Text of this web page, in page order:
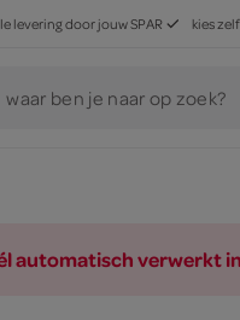
levering door jouw SPAR kies
waar ben je naar op zoek?
automatisch verwerkt